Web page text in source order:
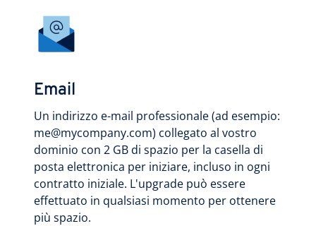
Email
Un indirizzo e-mail professionale (ad esempio:
me@mycompany.com) collegato al vostro
dominio con 2 GB di spazio per la casella di
posta elettronica per iniziare, incluso in ogni
contratto iniziale. L'upgrade può essere
effettuato in qualsiasi momento per ottenere
più spazio.